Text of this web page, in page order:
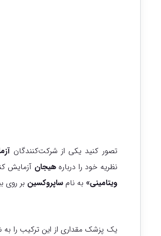
تصور کنید یکی از شرکت‌کنندگان
نظریه خود را دربارههیجان آزمایش
ویتامینی» به نامساپروکسین بر روی
یک پزشک مقداری از این ترکیب را به